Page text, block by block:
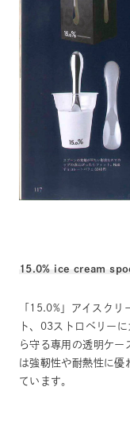
15.0% ice cream
「15.0%」アイスク
ト、03ストロベリー
ら守る専用の透明ケー
は強靭性や耐熱性に優
ています。